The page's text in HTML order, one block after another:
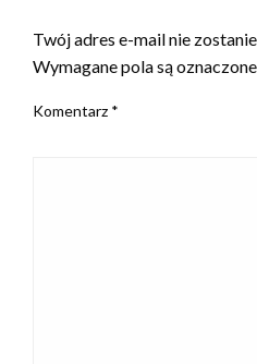
Twój adres e-mail nie
Wymagane pola są oznaczone
Komentarz *